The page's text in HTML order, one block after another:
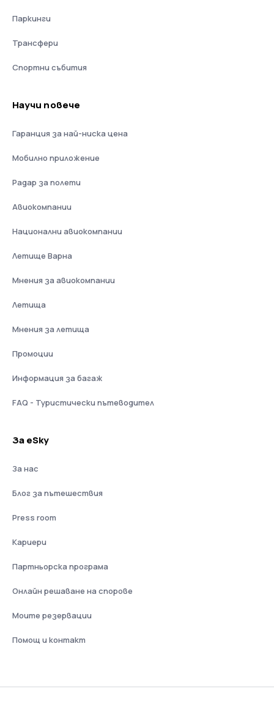
Паркинги
Трансфери
Спортни събития
Научи повече
Гаранция за най-ниска цена
Мобилно приложение
Радар за полети
Авиокомпании
Национални авиокомпании
Летище Варна
Мнения за авиокомпании
Летища
Мнения за летища
Промоции
Информация за багаж
FAQ - Туристически пътеводител
За eSky
За нас
Блог за пътешествия
Press room
Кариери
Партньорска програма
Онлайн решаване на спорове
Моите резервации
Помощ и контакт